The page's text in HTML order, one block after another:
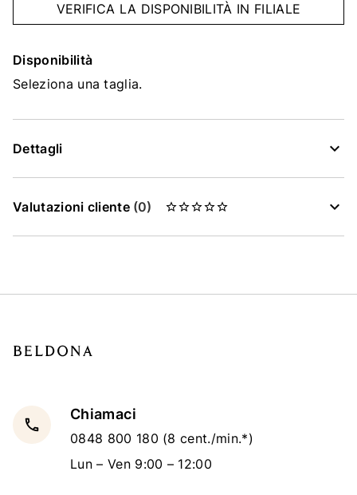
VERIFICA LA DISPONIBILITÀ IN FILIALE
Disponibilità
Seleziona una taglia.
Dettagli
Valutazioni cliente (0)
local_phone
Chiamaci
0848 800 180 (8 cent./min.*)
Lun – Ven 9:00 – 12:00